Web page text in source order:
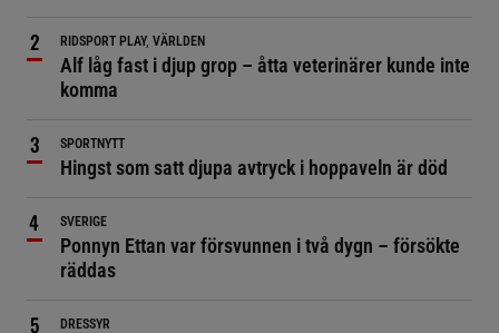
RIDSPORT PLAY, VÄRLDEN
Alf låg fast i djup grop – åtta veterinärer kunde inte
komma
SPORTNYTT
Hingst som satt djupa avtryck i hoppaveln är död
SVERIGE
Ponnyn Ettan var försvunnen i två dygn – försökte
räddas
DRESSYR